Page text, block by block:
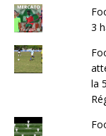
3
la